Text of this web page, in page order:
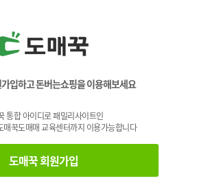
입하고 돈버는쇼핑을 이용해보세요
통합 아이디로 패밀리사이트인
매꾹도매매 교육센터까지 이용가능합니다
도매꾹 회원가입